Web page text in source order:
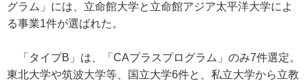
グラム」には、立命館大学と立命館アジア太平洋大学によ
る事業1件が選ばれた。
「タイプB」は、「CAプラスプログラム」のみ7件選定。
東北大学や筑波大学等、国立大学6件と、私立大学から立教